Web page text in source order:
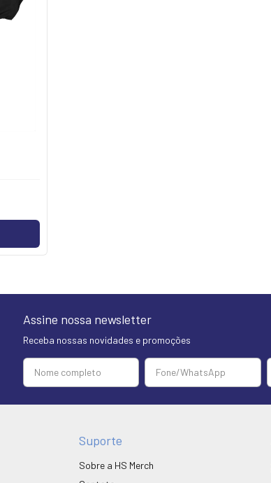
Assine nossa newsletter
Receba nossas novidades e promoções
Suporte
Sobre a HS Merch